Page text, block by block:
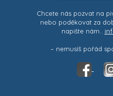
Chcete nás pozvat na
nebo poděkovat za
napište nám..
– nemusíš pořád